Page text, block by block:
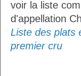
voir la liste
d'appellation
Liste des plats
premier cru